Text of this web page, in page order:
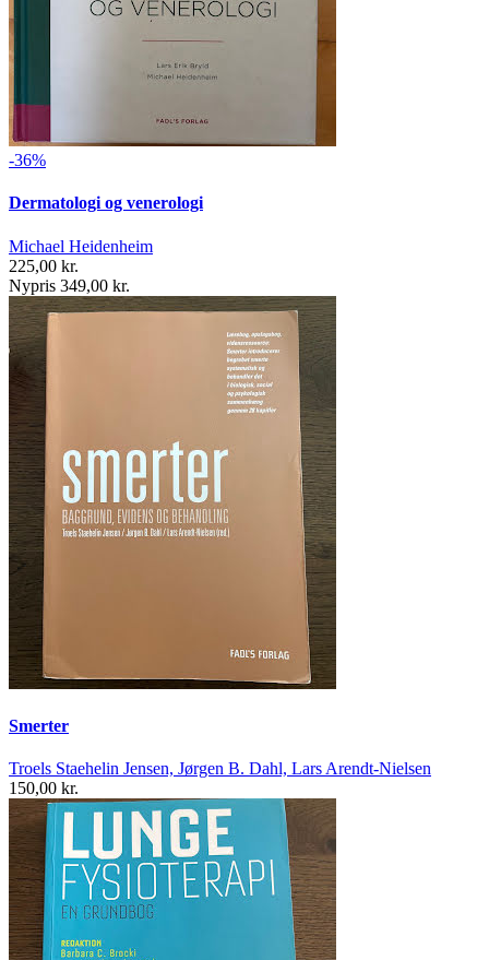
-36%
Dermatologi og venerologi
Michael Heidenheim
225,00 kr.
Nypris 349,00 kr.
Smerter
Troels Staehelin Jensen, Jørgen B. Dahl, Lars Arendt-Nielsen
150,00 kr.